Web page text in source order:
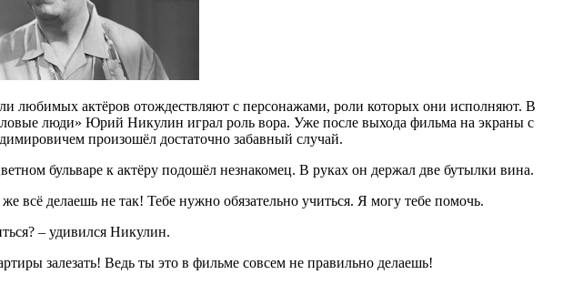
любимых актёров отождествляют с персонажами, роли которых они исполняют. В
люди» Юрий Никулин играл роль вора. Уже после выхода фильма на экраны с
произошёл достаточно забавный случай.
бульваре к актёру подошёл незнакомец. В руках он держал две бутылки вина.
всё делаешь не так! Тебе нужно обязательно учиться. Я могу тебе помочь.
– удивился Никулин.
залезать! Ведь ты это в фильме совсем не правильно делаешь!